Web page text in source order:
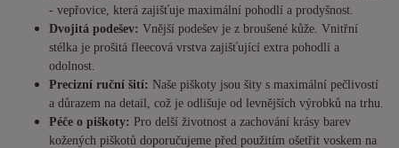
- vepřovice, která zajišťuje maximální pohodlí a prodyšnost.
Dvojitá podešev: Vnější podešev je z broušené kůže. Vnitřní
stélka je prošitá fleecová vrstva zajišťující extra pohodlí a
odolnost.
Precizní ruční šití: Naše piškoty jsou šity s maximální pečlivostí
a důrazem na detail, což je odlišuje od levnějších výrobků na trhu.
Péče o piškoty: Pro delší životnost a zachování krásy barev
kožených piškotů doporučujeme před použitím ošetřit voskem na